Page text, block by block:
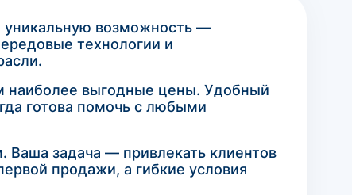
уникальную возможность —
технологии и
наиболее выгодные цены. Удобный
готова помочь с любыми
Ваша задача — привлекать клиентов
продажи, а гибкие условия